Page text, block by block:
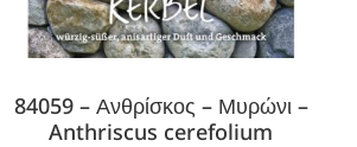
84059 – Ανθρίσκος – Μυρώνι –
Anthriscus cerefolium